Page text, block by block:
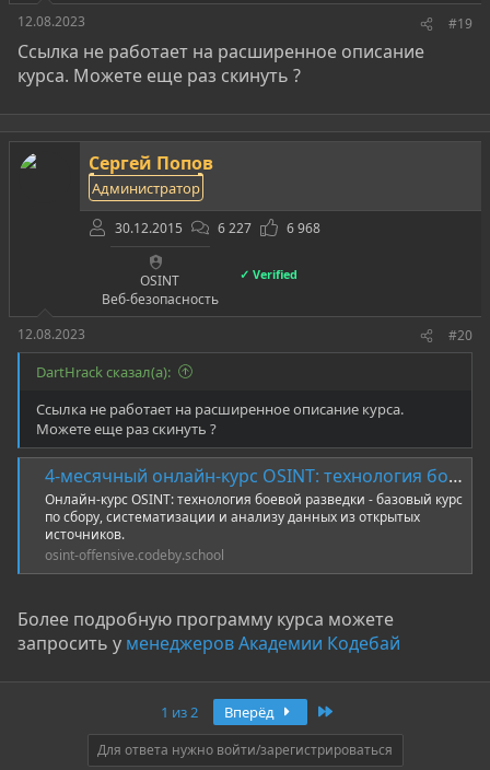
12.08.2023
#19
Ссылка не работает на расширенное описание
курса. Можете еще раз скинуть ?
Сергей Попов
Администратор
30.12.2015 6 227 6 968
OSINT
Веб-безопасность
✓ Verified
12.08.2023 #20
DartHrack сказал(а):
Ссылка не работает на расширенное описание курса.
Можете еще раз скинуть ?
4-месячный онлайн-курс OSINT: технология боевой разведки
Онлайн-курс OSINT: технология боевой разведки - базовый курс
по сбору, систематизации и анализу данных из открытых
источников.
osint-offensive.codeby.school
Более подробную программу курса можете
запросить у менеджеров Академии Кодебай
1 из 2 Вперёд
Для ответа нужно войти/зарегистрироваться